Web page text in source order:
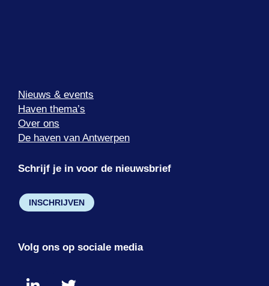
Nieuws & events
Haven thema’s
Over ons
De haven van Antwerpen
Schrijf je in voor de nieuwsbrief
INSCHRIJVEN
Volg ons op sociale media